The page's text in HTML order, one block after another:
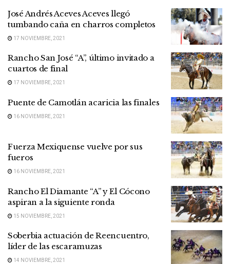
José Andrés Aceves Aceves llegó
tumbando caña en charros completos
17 NOVIEMBRE, 2021
Rancho San José “A”, último invitado a
cuartos de final
17 NOVIEMBRE, 2021
Puente de Camotlán acaricia las finales
16 NOVIEMBRE, 2021
Fuerza Mexiquense vuelve por sus
fueros
16 NOVIEMBRE, 2021
Rancho El Diamante “A” y El Cócono
aspiran a la siguiente ronda
15 NOVIEMBRE, 2021
Soberbia actuación de Reencuentro,
líder de las escaramuzas
14 NOVIEMBRE, 2021